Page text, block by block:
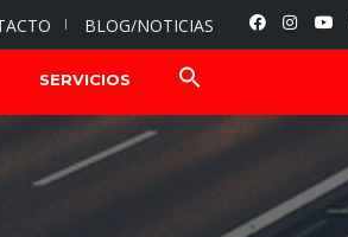
BLOG/NOTICIAS
SERVICIOS